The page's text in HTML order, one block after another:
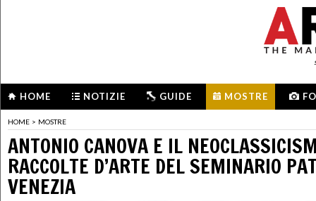
HOME NOTIZIE GUIDE MOSTRE
HOME > MOSTRE
ANTONIO CANOVA E IL
RACCOLTE D’ARTE DEL SEMINARIO
VENEZIA